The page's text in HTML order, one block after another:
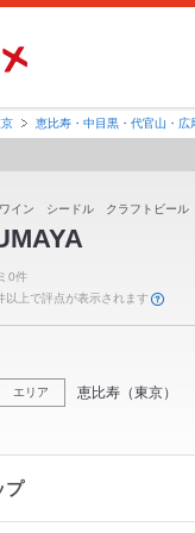
恵比寿・中目黒・代官山・広
イン シードル クラフトビー
0件
上で評点が表示されます
エリア 恵比寿 （東京）
プ